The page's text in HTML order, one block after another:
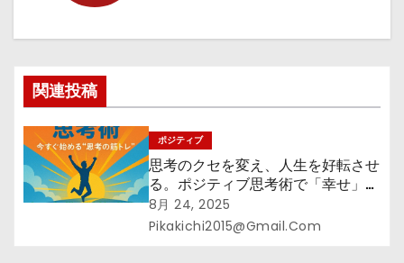
ー
シ
ョ
ン
関連投稿
ポジティブ
思考のクセを変え、人生を好転させ
る。ポジティブ思考術で「幸せ」を
引き寄せる実践ガイド
8月 24, 2025
Pikakichi2015@gmail.com